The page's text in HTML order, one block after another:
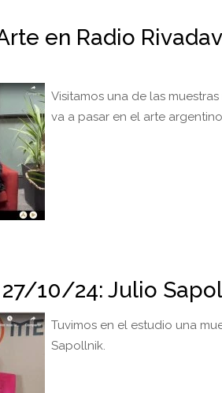
en Radio
Visitamos una de las
va a pasar en el arte
10/24: Julio
Tuvimos en el estudio una
Sapollnik.